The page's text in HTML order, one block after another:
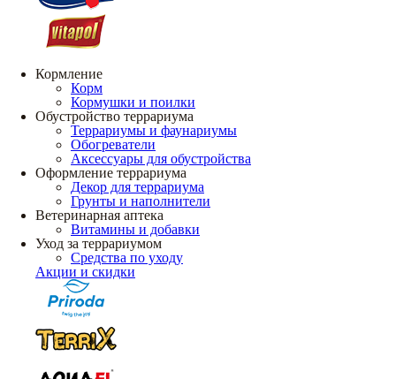
Кормление
Корм
Кормушки и поилки
Обустройство террариума
Террариумы и фаунариумы
Обогреватели
Аксессуары для обустройства
Оформление террариума
Декор для террариума
Грунты и наполнители
Ветеринарная аптека
Витамины и добавки
Уход за террариумом
Средства по уходу
Акции и скидки